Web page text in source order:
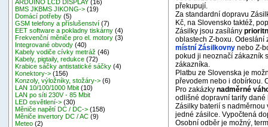
ARDUINO LCD DISPLAY (16)
BMS JKBMS JIKONG-> (19)
Domácí potřeby (5)
GSM telefony a příslušenství (7)
EET software a pokladny tiskárny (4)
Frekvenční měniče pro el. motory (3)
Integrované obvody (40)
Kabely vodiče cívky metráž (46)
Kabely, pigtaily, redukce (72)
Krabice sáčky antistatické sáčky (4)
Konektory-> (156)
Konzoly, výložníky, stožáry-> (6)
LAN 10/100/1000 Mbit (10)
LAN po síti 230V - 85 Mbit
LED osvětlení-> (30)
Měniče napětí DC / DC-> (158)
Měniče invertory DC / AC (9)
Meteo (2)
překupují.
Za standardní dopravu
Kč, na Slovensko taktéž,
Zásilky jsou zasílány
oblastech Z-boxu.
místní Zásilkovny nebo Z-
pokud ji neoznačí zákazník
zákazníka.
Platbu ze Slovenska je
převodem nebo i dobírkou.
Pro zakázky nadměrné
odlišné dopravní tarify dané
Zásilky baterií s
jedné zásilce. Vypočtená
Osobní odběr je možný,